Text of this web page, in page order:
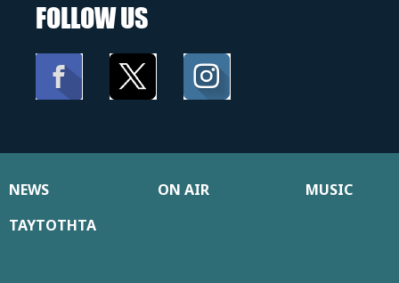
FOLLOW US
NEWS ON AIR
MUSIC
ΤΑΥΤΟΤΗΤΑ